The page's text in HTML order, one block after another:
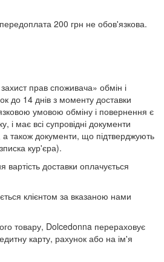
200 грн не обов'язкова.
прав споживача» обмін і
до 14 днів з моменту доставки
умовою обміну і повернення є
і має всі супровідні документи
а також документи, що підтверджують
кур'єра).
вартість доставки оплачується
клієнтом за вказаною нами
товару, Dolcedonna перераховує
карту, рахунок або на ім'я